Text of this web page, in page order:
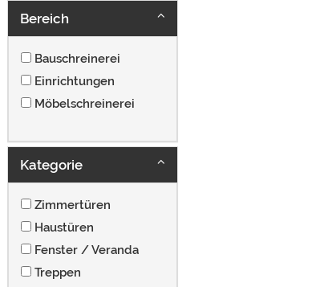
Bereich
Bauschreinerei
Einrichtungen
Möbelschreinerei
Kategorie
Zimmertüren
Haustüren
Fenster / Veranda
Treppen